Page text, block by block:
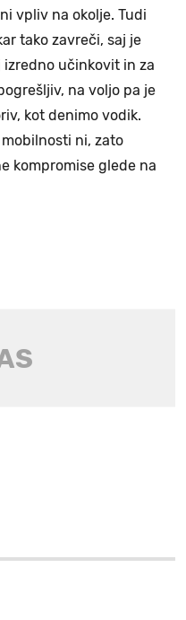
vpliv na okolje. Tudi
tako zavreči, saj je
učinkovit in za
na voljo pa je
kot denimo vodik.
ni, zato
kompromise glede na